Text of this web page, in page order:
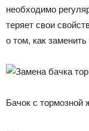
необходимо
теряет свои
о том, как
Бачок с тормозной